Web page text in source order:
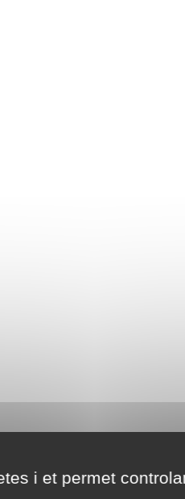
i et permet